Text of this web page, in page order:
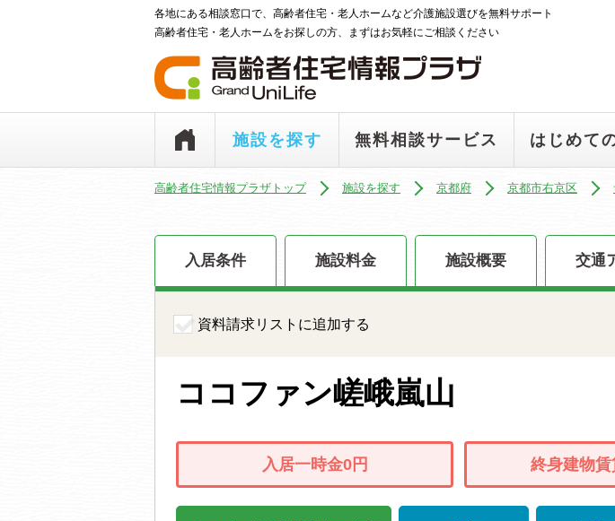
各地にある相談窓口で、高齢者住宅・老人ホームなど介護施設選びを無料サポート
高齢者住宅・老人ホームをお探しの方、まずはお気軽にご相談ください
施設を探す 無料相談サービス はじめて
高齢者住宅情報プラザトップ 施設を探す 京都府 京都市右京区
入居条件 施設料金 施設概要 交通
資料請求リストに追加する
ココファン嵯峨嵐山
入居一時金0円 終身建物